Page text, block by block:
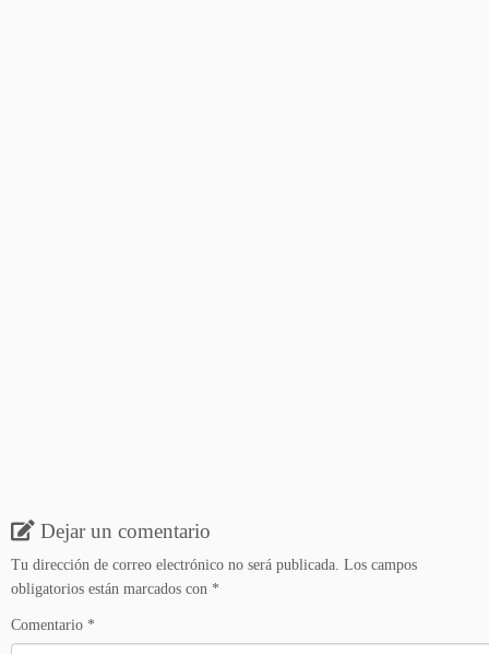
Dejar un comentario
Tu dirección de correo electrónico no será publicada. Los campos
obligatorios están marcados con *
Comentario *